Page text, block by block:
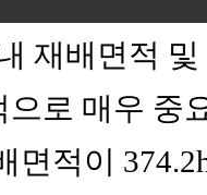
재배면적
로 매우 중
면적이